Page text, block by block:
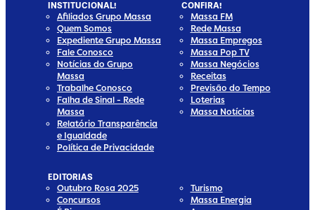
INSTITUCIONAL!
Afiliados Grupo Massa
Quem Somos
Expediente Grupo Massa
Fale Conosco
Notícias do Grupo
Massa
Trabalhe Conosco
Falha de Sinal - Rede
Massa
Relatório Transparência
e Igualdade
Política de Privacidade
CONFIRA!
Massa FM
Rede Massa
Massa Empregos
Massa Pop TV
Massa Negócios
Receitas
Previsão do Tempo
Loterias
Massa Notícias
EDITORIAS
Outubro Rosa 2025
Concursos
Turismo
Massa Energia